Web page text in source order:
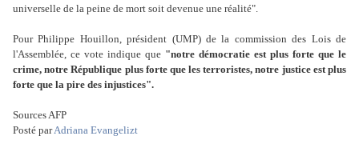
universelle de la peine de mort soit devenue une réalité".
Pour Philippe Houillon, président (UMP) de la commission des Lois de
l'Assemblée, ce vote indique que "notre démocratie est plus forte que le
crime, notre République plus forte que les terroristes, notre justice est plus
forte que la pire des injustices".
Sources AFP
Posté parAdriana Evangelizt